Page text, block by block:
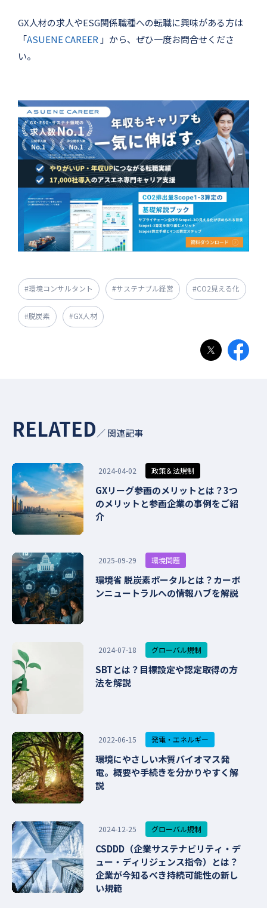
GX人材の求人やESG関係職種への転職に興味がある方は
「ASUENE CAREER 」から、ぜひ一度お問合せくださ
い。
#環境コンサルタント #サステナブル経営 #CO2見える化
#脱炭素 #GX人材
RELATED／ 関連記事
2024-04-02 政策＆法規制
GXリーグ参画のメリットとは？3つ
のメリットと参画企業の事例をご紹
介
2025-09-29 環境問題
環境省 脱炭素ポータルとは？カーボ
ンニュートラルへの情報ハブを解説
2024-07-18 グローバル規制
SBTとは？目標設定や認定取得の方
法を解説
2022-06-15 発電・エネルギー
環境にやさしい木質バイオマス発
電。概要や手続きを分かりやすく解
説
2024-12-25 グローバル規制
CSDDD（企業サステナビリティ・デ
ュー・ディリジェンス指令）とは？
企業が今知るべき持続可能性の新し
い規範